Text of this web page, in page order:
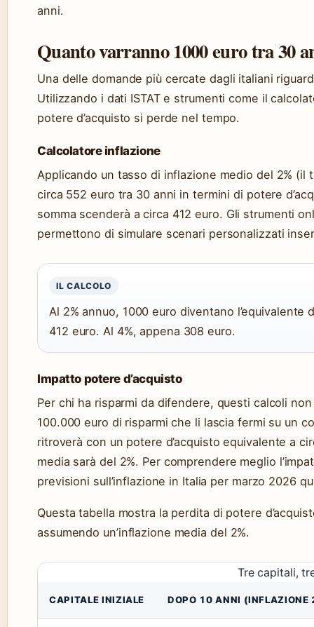
anni.
Quanto varranno 1000 euro tra 30
Una delle domande più cercate dagli italiani
Utilizzando i dati ISTAT e strumenti come il
potere d’acquisto si perde nel tempo.
Calcolatore inflazione
Applicando un tasso di inflazione medio del 2% (il
circa 552 euro tra 30 anni in termini di potere
somma scenderà a circa 412 euro. Gli strumenti
permettono di simulare scenari personalizzati
IL CALCOLO
Al 2% annuo, 1000 euro diventano
412 euro. Al 4%, appena 308 euro.
Impatto potere d’acquisto
Per chi ha risparmi da difendere, questi calcoli
100.000 euro di risparmi che li lascia fermi su un
ritroverà con un potere d’acquisto equivalente a
media sarà del 2%. Per comprendere meglio
previsioni sull’inflazione in Italia per marzo 2026
Questa tabella mostra la perdita di potere
assumendo un’inflazione media del 2%.
Tre capitali,
CAPITALE INIZIALE DOPO 10 ANNI (INFLAZIONE